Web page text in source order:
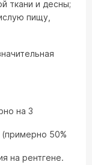
ткани и десны;
пищу,
на 3
(примерно 50%
на рентгене.